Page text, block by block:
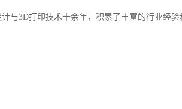
与3D打印技术十余年，积累了丰富的行业经